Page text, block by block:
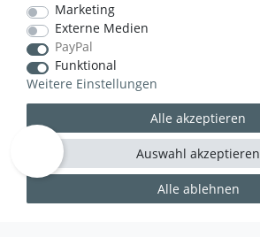
VERSANDART
Marketing
Externe Medien
PayPal
Funktional
Weitere Einstellungen
Alle akzeptieren
Alle ablehnen
Auswahl akzeptieren